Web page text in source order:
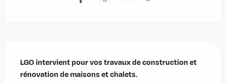
LGO intervient pour vos travaux de construction et
rénovation de maisons et chalets.